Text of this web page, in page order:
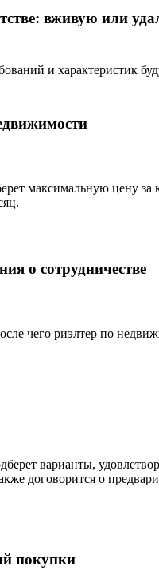
вживую или
и характеристик
максимальную цену
о сотрудничестве
чего риэлтер по
варианты,
договорится о
покупки